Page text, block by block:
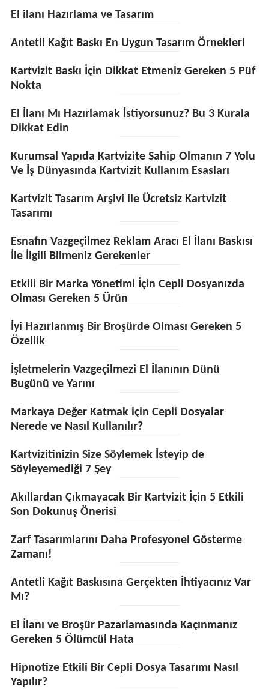
El ilanı Hazırlama ve Tasarım
Antetli Kağıt Baskı En Uygun Tasarım Örnekleri
Kartvizit Baskı İçin Dikkat Etmeniz Gereken 5 Püf
Nokta
El İlanı Mı Hazırlamak İstiyorsunuz? Bu 3 Kurala
Dikkat Edin
Kurumsal Yapıda Kartvizite Sahip Olmanın 7 Yolu
Ve İş Dünyasında Kartvizit Kullanım Esasları
Kartvizit Tasarım Arşivi ile Ücretsiz Kartvizit
Tasarımı
Esnafın Vazgeçilmez Reklam Aracı El İlanı Baskısı
İle İlgili Bilmeniz Gerekenler
Etkili Bir Marka Yönetimi İçin Cepli Dosyanızda
Olması Gereken 5 Ürün
İyi Hazırlanmış Bir Broşürde Olması Gereken 5
Özellik
İşletmelerin Vazgeçilmezi El İlanının Dünü
Bugünü ve Yarını
Markaya Değer Katmak için Cepli Dosyalar
Nerede ve Nasıl Kullanılır?
Kartvizitinizin Size Söylemek İsteyip de
Söyleyemediği 7 Şey
Akıllardan Çıkmayacak Bir Kartvizit İçin 5 Etkili
Son Dokunuş Önerisi
Zarf Tasarımlarını Daha Profesyonel Gösterme
Zamanı!
Antetli Kağıt Baskısına Gerçekten İhtiyacınız Var
Mı?
El İlanı ve Broşür Pazarlamasında Kaçınmanız
Gereken 5 Ölümcül Hata
Hipnotize Etkili Bir Cepli Dosya Tasarımı Nasıl
Yapılır?